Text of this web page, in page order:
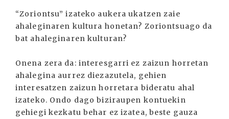
“Zoriontsu” izateko aukera ukatzen zaie
ahaleginaren kultura honetan? Zoriontsuago da
bat ahaleginaren kulturan?
Onena zera da: interesgarri ez zaizun horretan
ahalegina aurrez diezazutela, gehien
interesatzen zaizun horretara bideratu ahal
izateko. Ondo dago biziraupen kontuekin
gehiegi kezkatu behar ez izatea, beste gauza